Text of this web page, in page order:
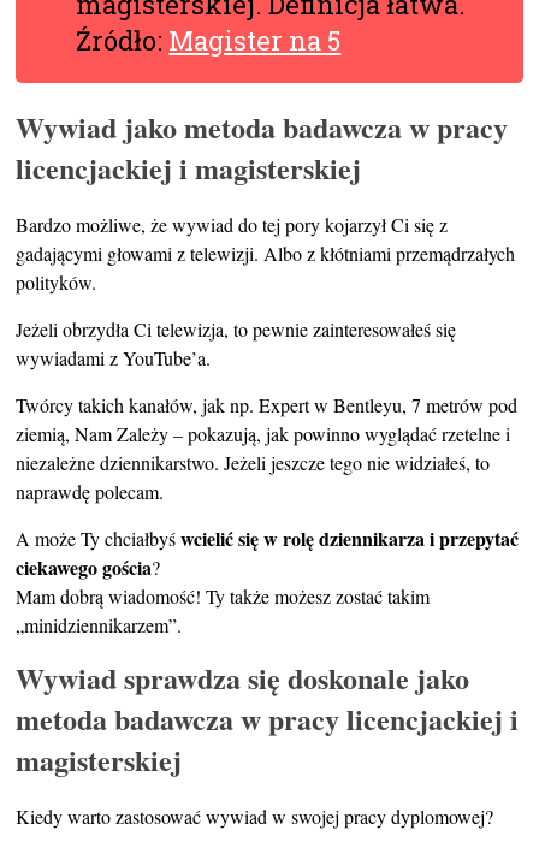
Źródło: Magister na 5
Wywiad jako metoda badawcza w pracy
licencjackiej i magisterskiej
Bardzo możliwe, że wywiad do tej pory kojarzył Ci się z
gadającymi głowami z telewizji. Albo z kłótniami przemądrzałych
polityków.
Jeżeli obrzydła Ci telewizja, to pewnie zainteresowałeś się
wywiadami z YouTube’a.
Twórcy takich kanałów, jak np. Expert w Bentleyu, 7 metrów pod
ziemią, Nam Zależy – pokazują, jak powinno wyglądać rzetelne i
niezależne dziennikarstwo. Jeżeli jeszcze tego nie widziałeś, to
naprawdę polecam.
A może Ty chciałbyśwcielić się w rolę dziennikarza i przepytać
ciekawego gościa?
Mam dobrą wiadomość! Ty także możesz zostać takim
„minidziennikarzem”.
Wywiad sprawdza się doskonale jako
metoda badawcza w pracy licencjackiej i
magisterskiej
Kiedy warto zastosować wywiad w swojej pracy dyplomowej?